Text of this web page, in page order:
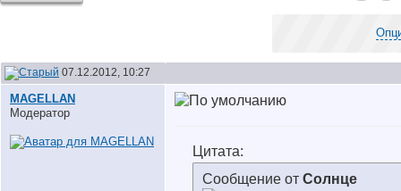
07.12.2012, 10:27
MAGELLAN
Модератор
Цитата:
Сообщение от Солнце